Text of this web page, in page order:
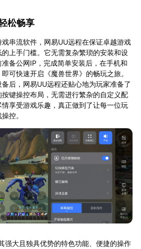
松畅享
串流软件，网易UU远程在保证卓越游戏
上手门槛。它无需复杂繁琐的安装和设
备公网IP，完成简单安装后，在手机和
可快速开启《魔兽世界》的畅玩之旅。
后，网易UU远程还贴心地为玩家准备了
键操控布局，无需进行繁杂的自定义配
享受游戏乐趣，真正做到了让每一位玩
控。
强大且独具优势的特色功能、便捷的操作